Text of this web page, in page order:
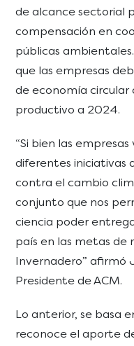
de alcance sectorial
compensación en
públicas
que las empresas
de economía circular
productivo a 2024.
“Si bien las
diferentes iniciativas
contra el cambio
conjunto que nos
ciencia poder
país en las metas de
Invernadero” afirmó
Presidente de ACM.
Lo anterior, se basa
reconoce el aporte